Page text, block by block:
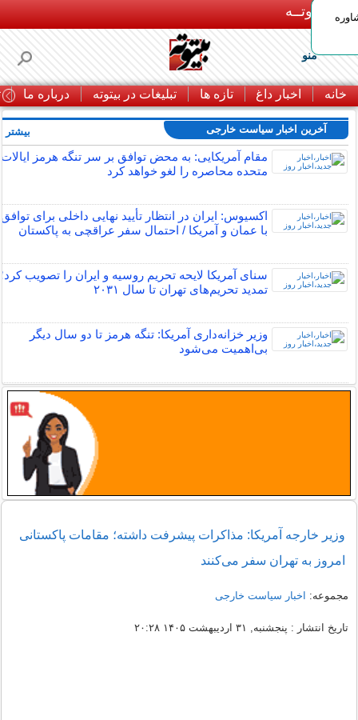
بـیتوتــه
منو
خانه اخبار داغ تازه ها تبلیغات در بیتوته درباره ما
آخرین اخبار سیاست خارجی
مقام آمریکایی: به محض توافق بر سر تنگه هرمز ایالات
متحده محاصره را لغو خواهد کرد
اکسیوس: ایران در انتظار تأیید نهایی داخلی برای توافق
با عمان و آمریکا / احتمال سفر عراقچی به پاکستان
سنای آمریکا لایحه تحریم روسیه و ایران را تصویب کرد؛
تمدید تحریم‌های تهران تا سال ۲۰۳۱
وزیر خزانه‌داری آمریکا: تنگه هرمز تا دو سال دیگر
بی‌اهمیت می‌شود
بیشتر
وزیر خارجه آمریکا: مذاکرات پیشرفت داشته؛ مقامات پاکستانی
امروز به تهران سفر می‌کنند
مجموعه: اخبار سیاست خارجی
تاریخ انتشار : پنجشنبه, ۳۱ اردیبهشت ۱۴۰۵ ۲۰:۲۸